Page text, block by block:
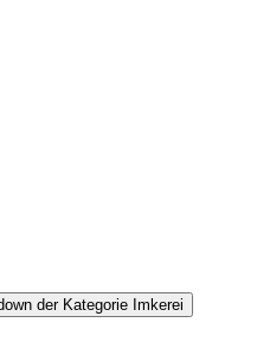
der Kategorie Imkerei